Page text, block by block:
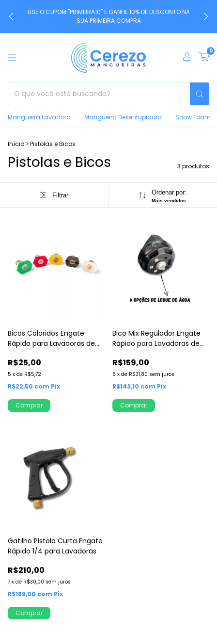
USE O CUPOM "PRIMEIRA10" E GANHE 10% DE DESCONTO NA
SUA PRIMEIRA COMPRA
0
Mangueira Lavadora Mangueira Desentupidora Snow Foam
Início > Pistolas e Bicos
Pistolas e Bicos 3 produtos
Filtrar Ordenar por:
Mais vendidos
Bicos Coloridos Engate
Rápido para Lavadoras de
R$25,00
5 x de R$5,72
R$22,50 com Pix
Comprar
Bico Mix Regulador Engate
Rápido para Lavadoras de
R$159,00
5 x de R$31,80 sem juros
R$143,10 com Pix
Gatilho Pistola Curta Engate
Rápido 1/4 para Lavadoras
R$210,00
7 x de R$30,00 sem juros
R$189,00 com Pix